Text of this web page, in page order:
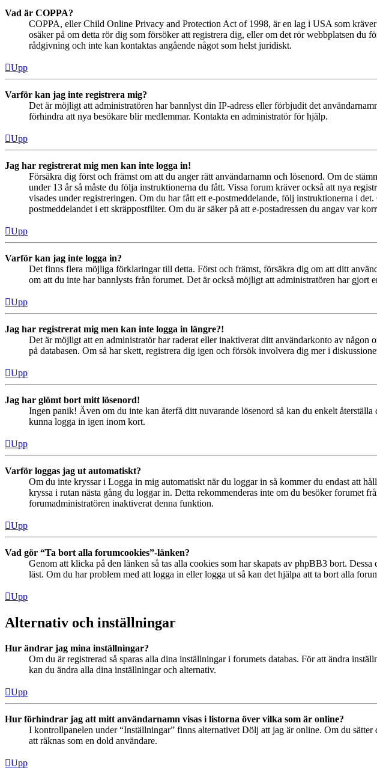
Vad är COPPA?
COPPA, eller Child Online Privacy and Protection Act of 1998, är en lag i USA som
osäker på om detta rör dig som försöker att registrera dig, eller om det rör webbplatsen
rådgivning och inte kan kontaktas angående något som helst juridiskt.
Upp
Varför kan jag inte registrera mig?
Det är möjligt att administratören har bannlyst din IP-adress eller förbjudit det
förhindra att nya besökare blir medlemmar. Kontakta en administratör för hjälp.
Upp
Jag har registrerat mig men kan inte logga in!
Försäkra dig först och främst om att du anger rätt användarnamn och lösenord. Om de
under 13 år så måste du följa instruktionerna du fått. Vissa forum kräver också att nya
visades under registreringen. Om du har fått ett e-postmeddelande, följ instruktionerna i
postmeddelandet i ett skräppostfilter. Om du är säker på att e-postadressen du angav var
Upp
Varför kan jag inte logga in?
Det finns flera möjliga förklaringar till detta. Först och främst, försäkra dig om att ditt
om att du inte har bannlysts från forumet. Det är också möjligt att administratören har gjort
Upp
Jag har registrerat mig men kan inte logga in längre?!
Det är möjligt att en administratör har raderat eller inaktiverat ditt användarkonto av någon
på databasen. Om så har skett, registrera dig igen och försök involvera dig mer i
Upp
Jag har glömt bort mitt lösenord!
Ingen panik! Även om du inte kan återfå ditt nuvarande lösenord så kan du enkelt
kunna logga in igen inom kort.
Upp
Varför loggas jag ut automatiskt?
Om du inte kryssar i Logga in mig automatiskt när du loggar in så kommer du endast att
kryssa i rutan nästa gång du loggar in. Detta rekommenderas inte om du besöker forumet
forumadministratören inaktiverat denna funktion.
Upp
Vad gör “Ta bort alla forumcookies”-länken?
Genom att klicka på den länken så tas alla cookies som har skapats av phpBB3 bort.
läst. Om du har problem med att logga in eller logga ut så kan det hjälpa att ta bort alla
Upp
Alternativ och inställningar
Hur ändrar jag mina inställningar?
Om du är registrerad så sparas alla dina inställningar i forumets databas. För att ändra
kan du ändra alla dina inställningar och alternativ.
Upp
Hur förhindrar jag att mitt användarnamn visas i listorna över vilka som är online?
I kontrollpanelen under “Inställningar” finns alternativet Dölj att jag är online. Om du
att räknas som en dold användare.
Upp